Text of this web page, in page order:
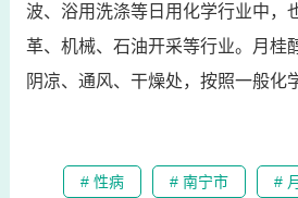
波、浴用洗涤等日用化学行业中，
革、机械、石油开采等行业。月桂
阴凉、通风、干燥处，按照一般化
# 性病 # 南宁市 #